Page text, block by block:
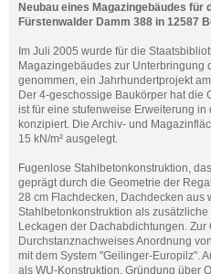
Neubau eines Magazingebäudes für
Fürstenwalder Damm 388 in 12587
Im Juli 2005 wurde für die
Magazingebäudes zur Unterbringung
genommen, ein Jahrhundertprojekt
Der 4-geschossige Baukörper hat die
ist für eine stufenweise Erweiterung
konzipiert. Die Archiv- und
15 kN/m² ausgelegt.
Fugenlose Stahlbetonkonstruktion,
geprägt durch die Geometrie der
28 cm Flachdecken, Dachdecken aus
Stahlbetonkonstruktion als
Leckagen der Dachabdichtungen. Zur
Durchstanznachweises Anordnung
mit dem System "Geilinger-Europilz".
als WU-Konstruktion. Gründung über